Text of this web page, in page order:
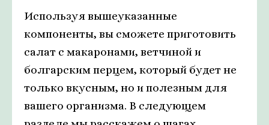
Используя вышеуказанные
компоненты, вы сможете приготовить
салат с макаронами, ветчиной и
болгарским перцем, который будет не
только вкусным, но и полезным для
вашего организма. В следующем